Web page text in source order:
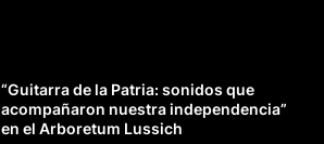
“Guitarra de la Patria: sonidos que
acompañaron nuestra independencia”
en el Arboretum Lussich